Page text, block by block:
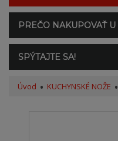
PREČO NAKUPOVAŤ U
SPÝTAJTE SA!
Úvod KUCHYNSKÉ NOŽE